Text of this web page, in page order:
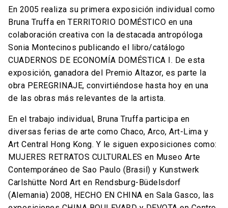
En 2005 realiza su primera exposición individual como
Bruna Truffa en TERRITORIO DOMÉSTICO en una
colaboración creativa con la destacada antropóloga
Sonia Montecinos publicando el libro/catálogo
CUADERNOS DE ECONOMÍA DOMÉSTICA I. De esta
exposición, ganadora del Premio Altazor, es parte la
obra PEREGRINAJE, convirtiéndose hasta hoy en una
de las obras más relevantes de la artista.
En el trabajo individual, Bruna Truffa participa en
diversas ferias de arte como Chaco, Arco, Art-Lima y
Art Central Hong Kong. Y le siguen exposiciones como:
MUJERES RETRATOS CULTURALES en Museo Arte
Contemporáneo de Sao Paulo (Brasil) y Kunstwerk
Carlshütte Nord Art en Rendsburg-Büdelsdorf
(Alemania) 2008, HECHO EN CHINA en Sala Gasco, las